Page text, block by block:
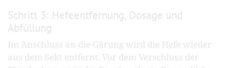
Schritt 3: Hefeentfernung, Dosage und
Abfüllung
Im Anschluss an die Gärung wird die Hefe wieder
aus dem Sekt entfernt. Vor dem Verschluss der